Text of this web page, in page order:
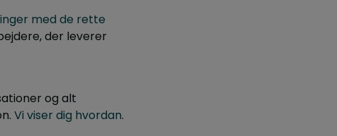
med de rette
der leverer
og alt
Vi viser dig hvordan.